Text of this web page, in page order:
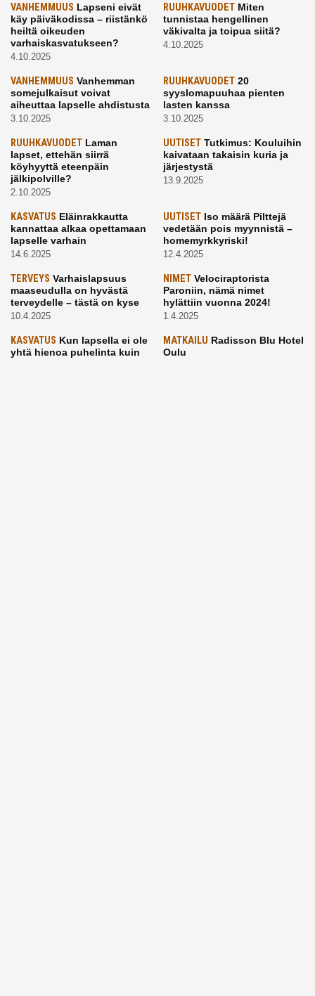
VANHEMMUUS Lapseni eivät
käy päiväkodissa – riistänkö
heiltä oikeuden
varhaiskasvatukseen?
4.10.2025
RUUHKAVUODETMiten
tunnistaa hengellinen
väkivalta ja toipua siitä?
4.10.2025
VANHEMMUUS Vanhemman
somejulkaisut voivat
aiheuttaa lapselle ahdistusta
3.10.2025
RUUHKAVUODET20
syyslomapuuhaa pienten
lasten kanssa
3.10.2025
RUUHKAVUODET Laman
lapset, ettehän siirrä
köyhyyttä eteenpäin
jälkipolville?
2.10.2025
UUTISETTutkimus: Kouluihin
kaivataan takaisin kuria ja
järjestystä
13.9.2025
KASVATUS Eläinrakkautta
kannattaa alkaa opettamaan
lapselle varhain
14.6.2025
UUTISETIso määrä Pilttejä
vedetään pois myynnistä –
homemyrkkyriski!
12.4.2025
TERVEYS Varhaislapsuus
maaseudulla on hyvästä
terveydelle – tästä on kyse
10.4.2025
NIMETVelociraptorista
Paroniin, nämä nimet
hylättiin vuonna 2024!
1.4.2025
KASVATUS Kun lapsella ei ole
yhtä hienoa puhelinta kuin
MATKAILU Radisson Blu Hotel
Oulu